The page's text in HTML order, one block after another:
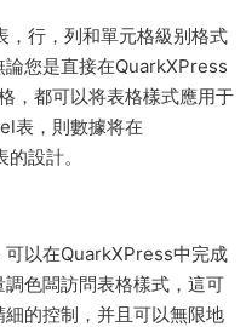
行，列和單元格級别格式
您是直接在QuarkXPress
，都可以将表格樣式應用于
表，則數據将在
設計。
以在QuarkXPress中完成
色闆訪問表格樣式，這可
的控制，并且可以無限地